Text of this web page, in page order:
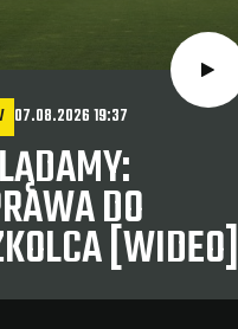
07.08.2026 19:37
DO
[WIDEO]